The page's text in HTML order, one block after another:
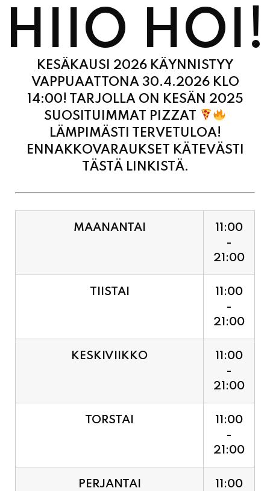
KESÄKAUSI 2026 KÄYNNISTYY
VAPPUAATTONA 30.4.2026 KLO
14:00! TARJOLLA ON KESÄN 2025
SUOSITUIMMAT PIZZAT
LÄMPIMÄSTI TERVETULOA!
ENNAKKOVARAUKSET KÄTEVÄSTI
TÄSTÄ LINKISTÄ.
-
21:00
11:00
-
21:00
11:00
-
21:00
11:00
-
21:00
11:00
-
21:00